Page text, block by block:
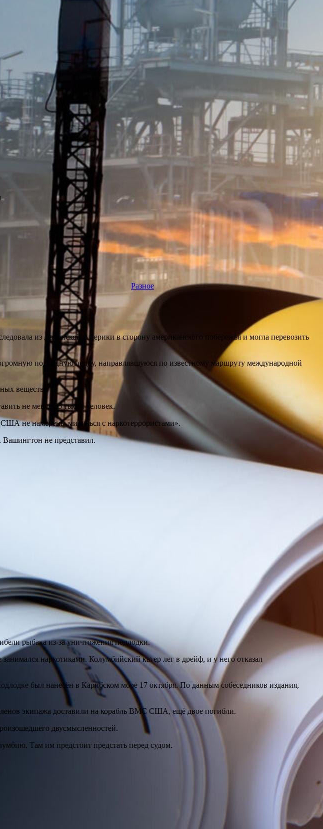
Разное
из Латинской Америки в сторону американского побережья и могла перевозить
подводную лодку, направлявшуюся по известному маршруту международной
веществ.
не менее 25 тысяч человек.
не намерены мириться с наркотеррористами».
не представил.
рыбака из-за уничтожения подлодки.
наркотиками. Колумбийский катер лег в дрейф, и у него отказал
был нанесён в Карибском море 17 октября. По данным собеседников издания,
экипажа доставили на корабль ВМС США, ещё двое погибли.
двусмысленностей.
Там им предстоит предстать перед судом.